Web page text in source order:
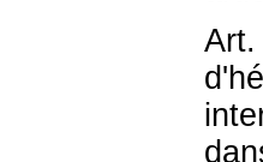
Art.